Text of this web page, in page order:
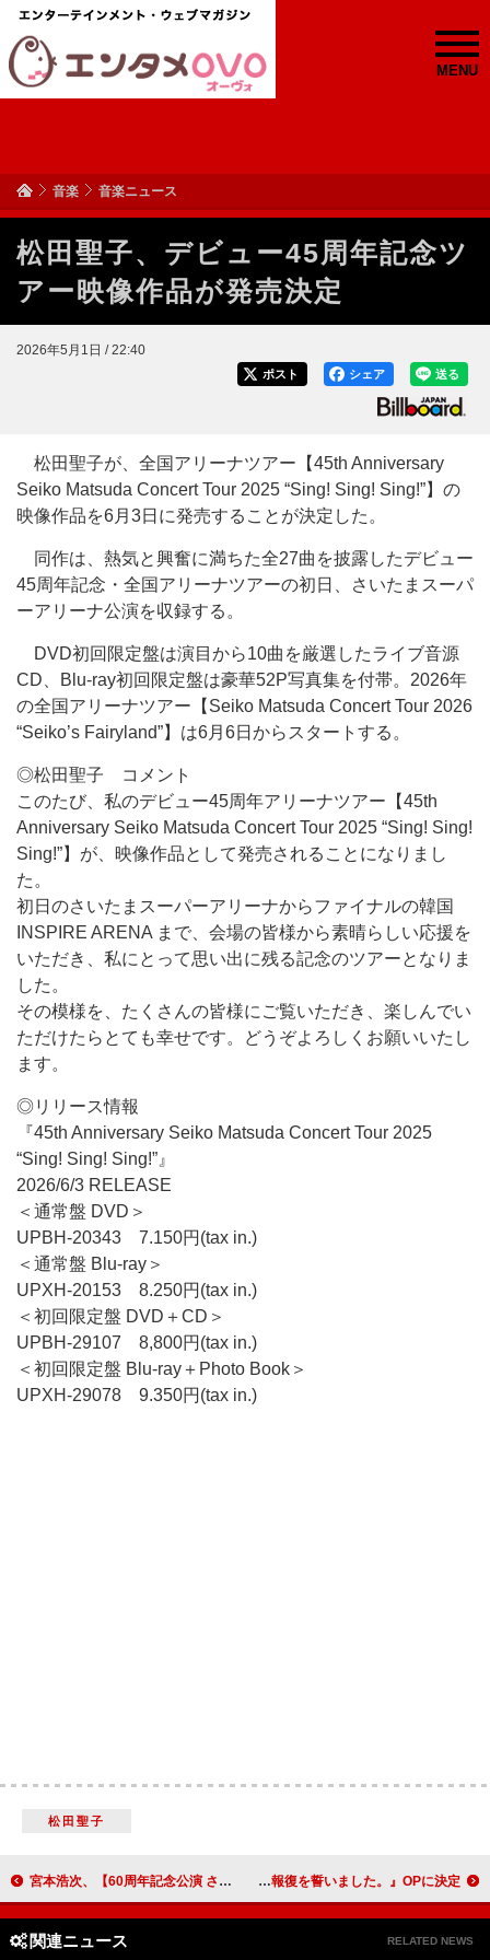
MENU
音楽 音楽ニュース
松田聖子、デビュー45周年記念ツ
アー映像作品が発売決定
2026年5月1日 / 22:40
送る
シェア
ポスト
松田聖子が、全国アリーナツアー【45th Anniversary
Seiko Matsuda Concert Tour 2025 “Sing! Sing! Sing!”】の
映像作品を6月3日に発売することが決定した。
同作は、熱気と興奮に満ちた全27曲を披露したデビュー
45周年記念・全国アリーナツアーの初日、さいたまスーパ
ーアリーナ公演を収録する。
DVD初回限定盤は演目から10曲を厳選したライブ音源
CD、Blu-ray初回限定盤は豪華52P写真集を付帯。2026年
の全国アリーナツアー【Seiko Matsuda Concert Tour 2026
“Seiko’s Fairyland”】は6月6日からスタートする。
◎松田聖子 コメント
このたび、私のデビュー45周年アリーナツアー【45th
Anniversary Seiko Matsuda Concert Tour 2025 “Sing! Sing!
Sing!”】が、映像作品として発売されることになりまし
た。
初日のさいたまスーパーアリーナからファイナルの韓国
INSPIRE ARENA まで、会場の皆様から素晴らしい応援を
いただき、私にとって思い出に残る記念のツアーとなりま
した。
その模様を、たくさんの皆様にご覧いただき、楽しんでい
ただけたらとても幸せです。どうぞよろしくお願いいたし
ます。
◎リリース情報
『45th Anniversary Seiko Matsuda Concert Tour 2025
“Sing! Sing! Sing!”』
2026/6/3 RELEASE
＜通常盤 DVD＞
UPBH-20343 7.150円(tax in.)
＜通常盤 Blu-ray＞
UPXH-20153 8.250円(tax in.)
＜初回限定盤 DVD＋CD＞
UPBH-29107 8,800円(tax in.)
＜初回限定盤 Blu-ray＋Photo Book＞
UPXH-29078 9.350円(tax in.)
松田聖子
宮本浩次、【60周年記念公演 さあ、ドーンと行くぜ！】開催決定 小倉 唯、新曲「Q.E.D.」がTVアニメ『ブチ切れ令嬢は報復を誓いました。』OPに決定
関連ニュース RELATED NEWS